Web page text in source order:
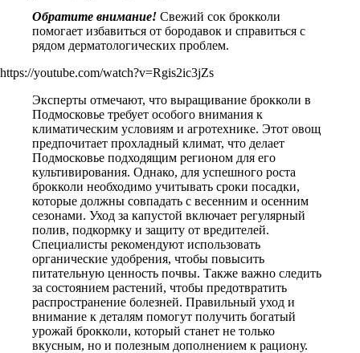
Обратите внимание! Свежий сок брокколи
помогает избавиться от бородавок и справиться с
рядом дерматологических проблем.
https://youtube.com/watch?v=Rgis2ic3jZs
Эксперты отмечают, что выращивание брокколи в
Подмосковье требует особого внимания к
климатическим условиям и агротехнике. Этот овощ
предпочитает прохладный климат, что делает
Подмосковье подходящим регионом для его
культивирования. Однако, для успешного роста
брокколи необходимо учитывать сроки посадки,
которые должны совпадать с весенним и осенним
сезонами. Уход за капустой включает регулярный
полив, подкормку и защиту от вредителей.
Специалисты рекомендуют использовать
органические удобрения, чтобы повысить
питательную ценность почвы. Также важно следить
за состоянием растений, чтобы предотвратить
распространение болезней. Правильный уход и
внимание к деталям помогут получить богатый
урожай брокколи, который станет не только
вкусным, но и полезным дополнением к рациону.